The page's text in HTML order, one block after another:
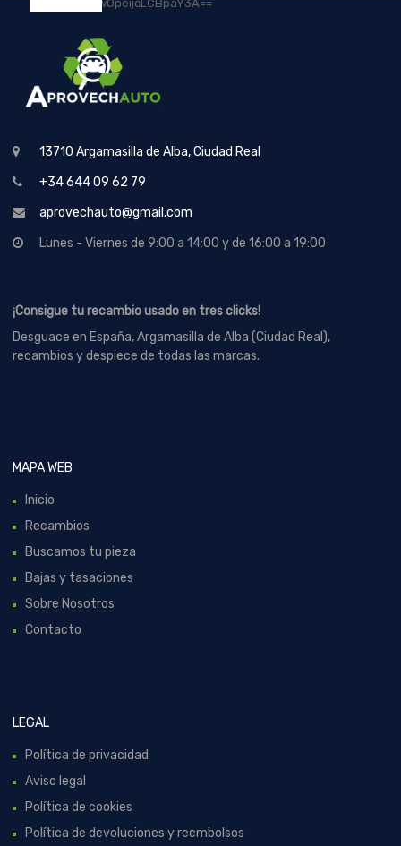
13710 Argamasilla de Alba, Ciudad Real
+34 644 09 62 79
aprovechauto@gmail.com
Lunes - Viernes de 9:00 a 14:00 y de 16:00 a 19:00
¡Consigue tu recambio usado en tres clicks!
Desguace en España, Argamasilla de Alba (Ciudad Real),
recambios y despiece de todas las marcas.
MAPA WEB
Inicio
Recambios
Buscamos tu pieza
Bajas y tasaciones
Sobre Nosotros
Contacto
LEGAL
Política de privacidad
Aviso legal
Política de cookies
Política de devoluciones y reembolsos